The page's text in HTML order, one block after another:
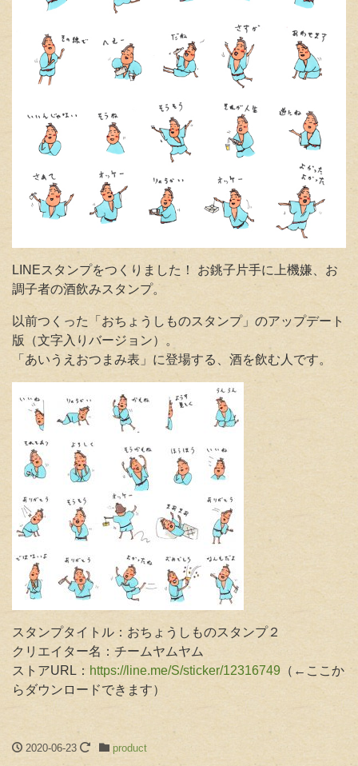
LINEスタンプをつくりました！ お銚子片手に上機嫌、お
調子者の酒飲みスタンプ。
以前つくった「おちょうしものスタンプ」のアップデート
版（文字入りバージョン）。
「あいうえおつまみ表」に登場する、酒を飲む人です。
スタンプタイトル：おちょうしものスタンプ２
クリエイター名：チームヤムヤム
ストアURL： https://line.me/S/sticker/12316749 （←ここか
らダウンロードできます）
2020-06-23 product